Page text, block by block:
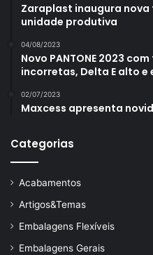
Zaraplast inaugura nova
unidade produtiva
04/08/2023
Novo PANTONE 2023
incorretas, Delta E alto e
02/07/2023
Maxcess apresenta
Categorias
Acabamentos
Artigos&Temas
Embalagens Flexíveis
Embalagens Gerais